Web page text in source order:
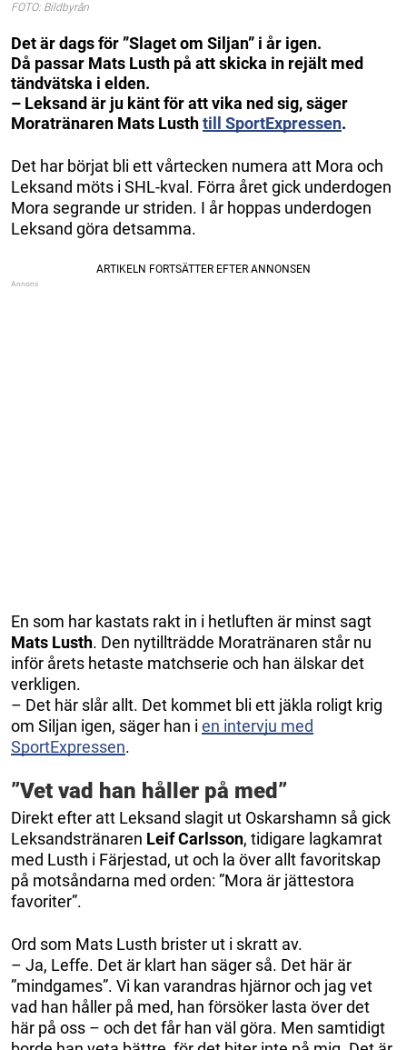
FOTO: Bildbyrån
Det är dags för ”Slaget om Siljan” i år igen.
Då passar Mats Lusth på att skicka in rejält med
tändvätska i elden.
– Leksand är ju känt för att vika ned sig, säger
Moratränaren Mats Lusthtill SportExpressen.
Det har börjat bli ett vårtecken numera att Mora och
Leksand möts i SHL-kval. Förra året gick underdogen
Mora segrande ur striden. I år hoppas underdogen
Leksand göra detsamma.
En som har kastats rakt in i hetluften är minst sagt
Mats Lusth. Den nytillträdde Moratränaren står nu
inför årets hetaste matchserie och han älskar det
verkligen.
– Det här slår allt. Det kommet bli ett jäkla roligt krig
om Siljan igen, säger han i en intervju med
SportExpressen.
”Vet vad han håller på med”
Direkt efter att Leksand slagit ut Oskarshamn så gick
Leksandstränaren Leif Carlsson, tidigare lagkamrat
med Lusth i Färjestad, ut och la över allt favoritskap
på motsåndarna med orden: ”Mora är jättestora
favoriter”.
Ord som Mats Lusth brister ut i skratt av.
– Ja, Leffe. Det är klart han säger så. Det här är
”mindgames”. Vi kan varandras hjärnor och jag vet
vad han håller på med, han försöker lasta över det
här på oss – och det får han väl göra. Men samtidigt